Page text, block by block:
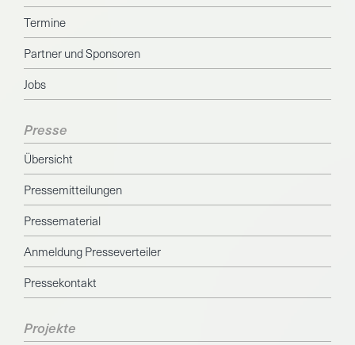
Termine
Partner und Sponsoren
Jobs
Presse
Übersicht
Pressemitteilungen
Pressematerial
Anmeldung Presseverteiler
Pressekontakt
Projekte